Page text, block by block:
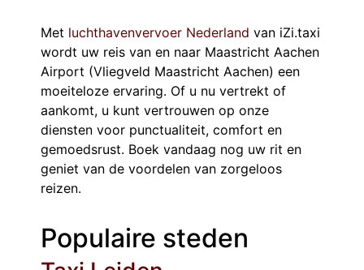
Met luchthavenvervoer Nederland van iZi.taxi
wordt uw reis van en naar Maastricht Aachen
Airport (Vliegveld Maastricht Aachen) een
moeiteloze ervaring. Of u nu vertrekt of
aankomt, u kunt vertrouwen op onze
diensten voor punctualiteit, comfort en
gemoedsrust. Boek vandaag nog uw rit en
geniet van de voordelen van zorgeloos
reizen.
Populaire steden